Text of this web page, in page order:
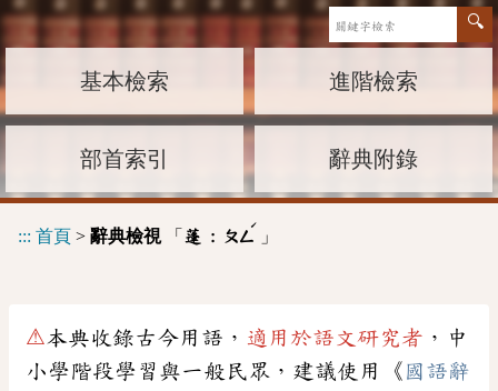
基本檢索 進階檢索
部首索引 辭典附錄
::: 首頁 > 辭典檢視「 蓬 : ㄆㄥ
ˊ
」
⚠本典收錄古今用語， 適用於語文研究者 ，中
小學階段學習與一般民眾，建議使用《 國語辭